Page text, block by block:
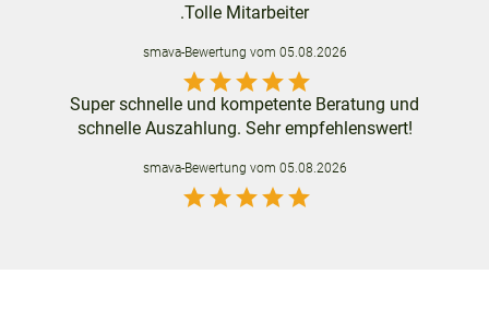
.Tolle Mitarbeiter
smava-Bewertung vom 05.08.2026
starstarstarstarstar
Super schnelle und kompetente Beratung und
schnelle Auszahlung. Sehr empfehlenswert!
smava-Bewertung vom 05.08.2026
starstarstarstarstar